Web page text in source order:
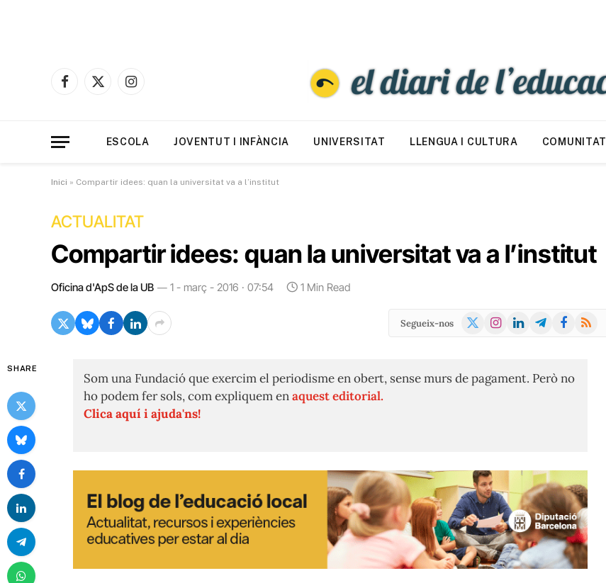
Facebook
X
Instagram
ESCOLA JOVENTUT I INFÀNCIA UNIVERSITAT LLENGUA I CULTURA COMUNITAT
Inici » Compartir idees: quan la universitat va a l’institut
ACTUALITAT
Compartir idees: quan la universitat va a l’institut
Oficina d'ApS de la UB 1 - març - 2016 · 07:54 1 Min Read
Segueix-nos
X
Instagram
LinkedInTelegramFacebook
RSS
SHARE
Som una Fundació que exercim el periodisme en obert, sense murs de pagament. Però no
ho podem fer sols, com expliquem enaquest editorial.
Clica aquí i ajuda'ns!